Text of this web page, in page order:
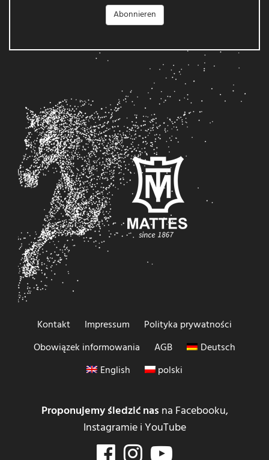
Adresse
Abonnieren
Kontakt Impressum
Polityka prywatności
Obowiązek informowania
AGB
Deutsch
English
polski
Proponujemy śledzić nas na Facebooku,
Instagramie i YouTube